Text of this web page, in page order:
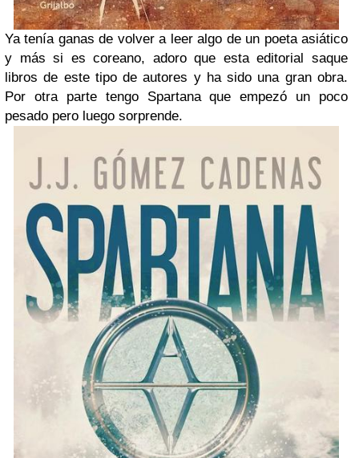
Ya tenía ganas de volver a leer algo de un poeta asiático
y más si es coreano, adoro que esta editorial saque
libros de este tipo de autores y ha sido una gran obra.
Por otra parte tengo Spartana que empezó un poco
pesado pero luego sorprende.